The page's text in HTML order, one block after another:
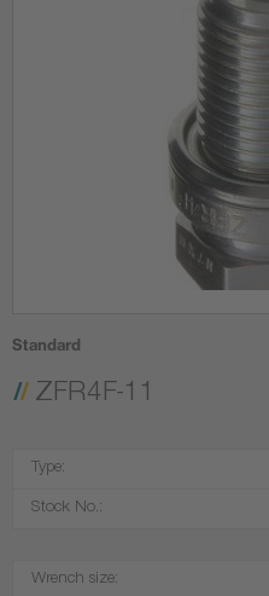
Standard
ZFR4F-11
Type:
Stock No.:
Wrench size: